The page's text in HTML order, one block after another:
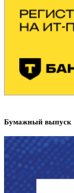
Бумажный выпуск